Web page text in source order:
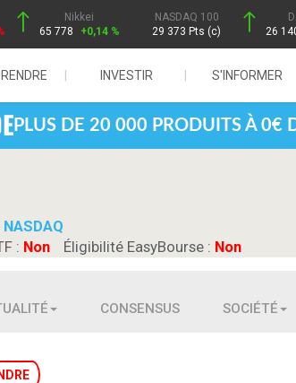
Nikkei
65 778
+0,14 %
NASDAQ 100
29 373 Pts (c)
26
INVESTIR S'INFORMER
PLUS DE 20 000 PRODUITS À 0€
NASDAQ
: Non Éligibilité EasyBourse : Non
CONSENSUS SOCIÉTÉ